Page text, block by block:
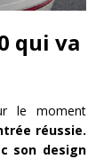
qui va
le moment
réussie.
son design